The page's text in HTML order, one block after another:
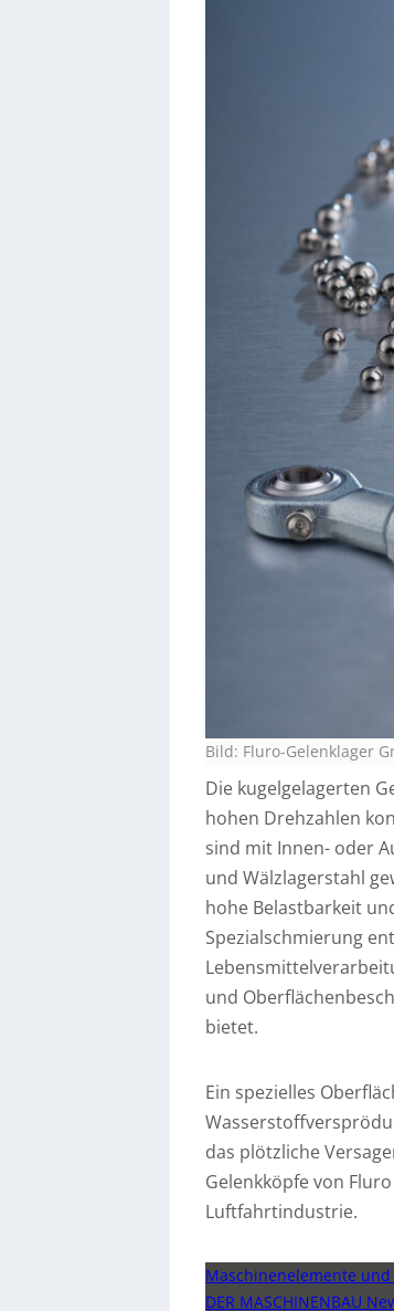
Bild: Fluro-Gelenklager
Die kugelgelagerten
hohen Drehzahlen
sind mit Innen- oder
und Wälzlagerstahl
hohe Belastbarkeit
Spezialschmierung
und
bietet.
Ein spezielles
das plötzliche
Gelenkköpfe von
Luftfahrtindustrie.
Maschinenelemente
DER MASCHINENBAU